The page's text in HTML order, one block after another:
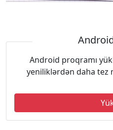
Android proqramı
yeniliklərdən daha tez